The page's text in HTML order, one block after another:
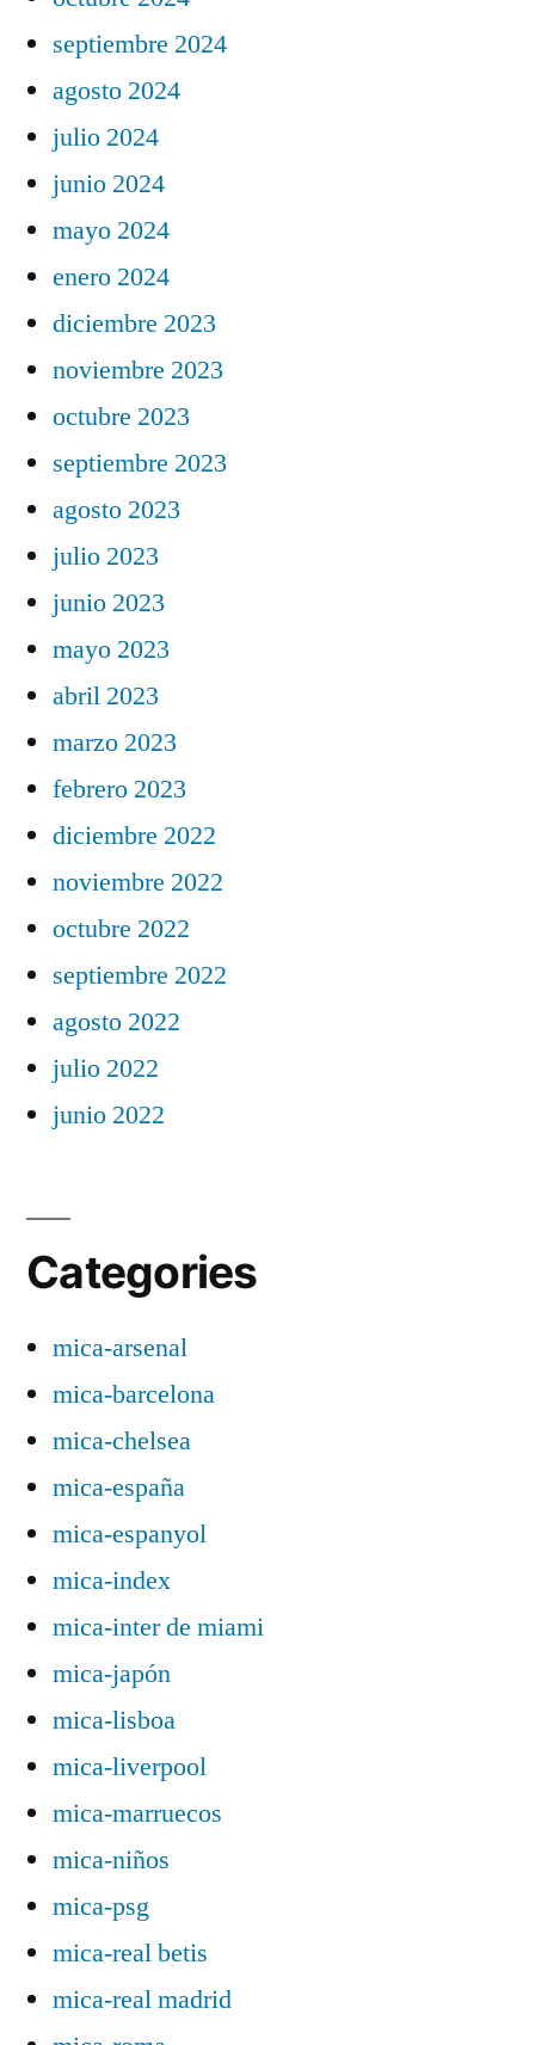
septiembre 2024
agosto 2024
julio 2024
junio 2024
mayo 2024
enero 2024
diciembre 2023
noviembre 2023
octubre 2023
septiembre 2023
agosto 2023
julio 2023
junio 2023
mayo 2023
abril 2023
marzo 2023
febrero 2023
diciembre 2022
noviembre 2022
octubre 2022
septiembre 2022
agosto 2022
julio 2022
junio 2022
Categories
mica-arsenal
mica-barcelona
mica-chelsea
mica-españa
mica-espanyol
mica-index
mica-inter de miami
mica-japón
mica-lisboa
mica-liverpool
mica-marruecos
mica-niños
mica-psg
mica-real betis
mica-real madrid